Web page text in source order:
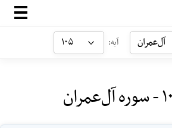
صفحه‌اصلی
ارتباط با ما
آل‌عمران آیه: ۱۰۵